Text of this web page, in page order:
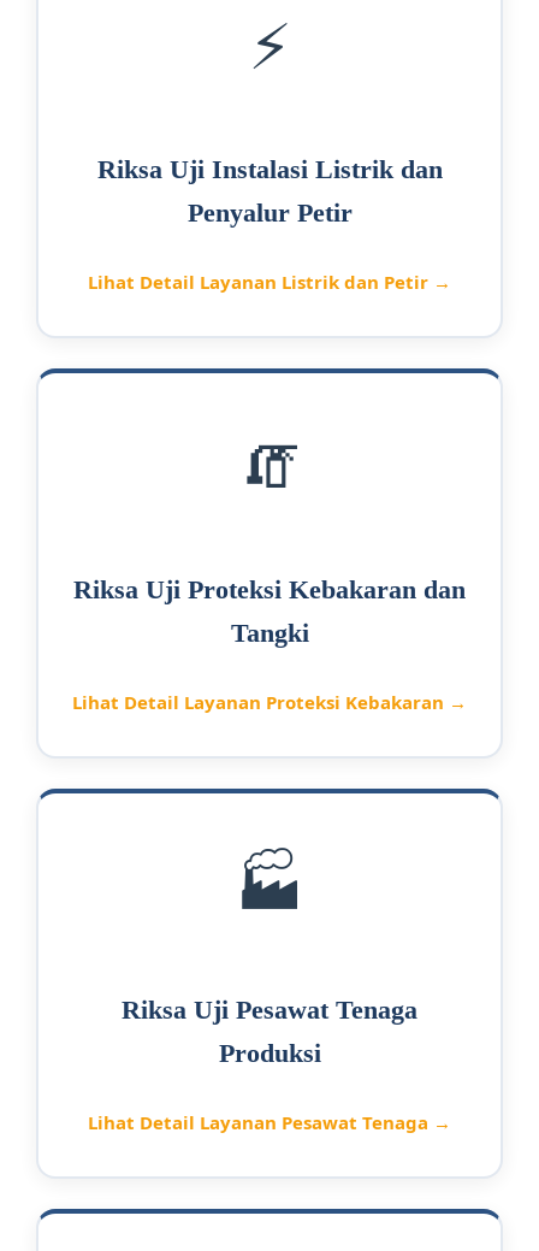
⚡
Riksa Uji Instalasi Listrik dan
Penyalur Petir
Lihat Detail Layanan Listrik dan Petir →
🧯
Riksa Uji Proteksi Kebakaran dan
Tangki
Lihat Detail Layanan Proteksi Kebakaran →
🏭
Riksa Uji Pesawat Tenaga
Produksi
Lihat Detail Layanan Pesawat Tenaga →